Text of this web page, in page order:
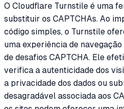
O Cloudflare Turnstile é uma
substituir os CAPTCHAs. Ao
código simples, o Turnstile
uma experiência de
de desafios CAPTCHA. Ele
verifica a autenticidade dos
a privacidade dos dados ou
desagradável associada aos